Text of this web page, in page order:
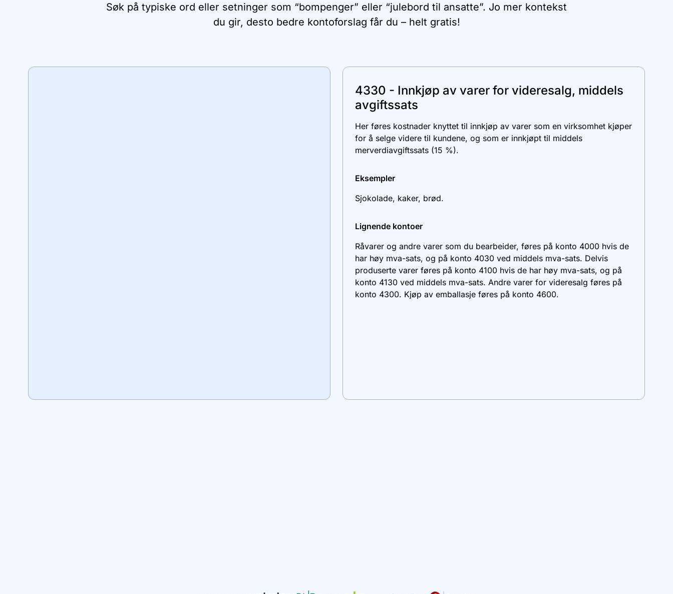
Søk på typiske ord eller setninger som “bompenger” eller “julebord til ansatte”. Jo mer kontekst
du gir, desto bedre kontoforslag får du – helt gratis!
4330 - Innkjøp av varer for videresalg, middels
avgiftssats
Her føres kostnader knyttet til innkjøp av varer som en virksomhet kjøper
for å selge videre til kundene, og som er innkjøpt til middels
merverdiavgiftssats (15 %).
Eksempler
Sjokolade, kaker, brød.
Lignende kontoer
Råvarer og andre varer som du bearbeider, føres på konto 4000 hvis de
har høy mva-sats, og på konto 4030 ved middels mva-sats. Delvis
produserte varer føres på konto 4100 hvis de har høy mva-sats, og på
konto 4130 ved middels mva-sats. Andre varer for videresalg føres på
konto 4300. Kjøp av emballasje føres på konto 4600.